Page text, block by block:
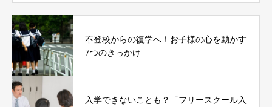
不登校からの復学へ！お子様の心を動かす
7つのきっかけ
入学できないことも？「フリースクール入